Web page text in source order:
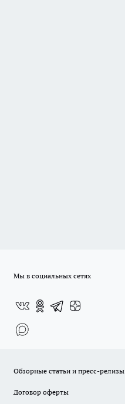
Мы в социальных сетях
Обзорные статьи и пресс-релизы
Договор оферты